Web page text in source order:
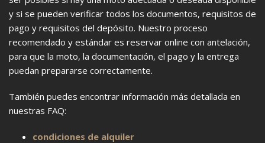
y si se pueden verificar todos los documentos, requisitos de
pago y requisitos del depósito. Nuestro proceso
recomendado y estándar es reservar online con antelación,
para que la moto, la documentación, el pago y la entrega
puedan prepararse correctamente.
También puedes encontrar información más detallada en
nuestras FAQ:
condiciones de alquiler